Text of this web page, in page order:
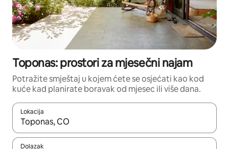
Toponas: prostori za mjesečni najam
Potražite smještaj u kojem ćete se osjećati kao kod
kuće kad planirate boravak od mjesec ili više dana.
Lokacija
Kada budu dostupni rezultati, moći ćete ih pregledati
Dolazak